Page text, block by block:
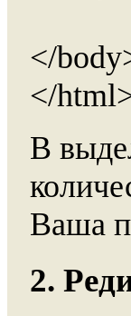
</
</
В
Ваша
2.